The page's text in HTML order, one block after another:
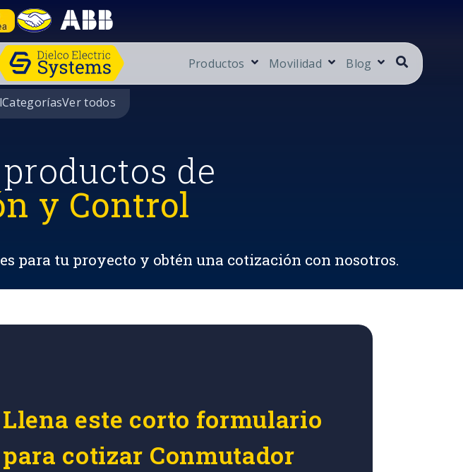
Productos Movilidad Blog
CategoríasVer todos
de
y Control
para tu proyecto y obtén una cotización con nosotros.
Llena este corto formulario
para cotizar Conmutador